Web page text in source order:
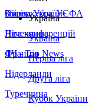
Збірна України
Італія
Німеччина
Франція
Нідерланди
Туреччина
Суперкубок УЄФА
Ліга конференцій
ЛЧ - Top News
Україна
Україна
Перша ліга
Друга ліга
Кубок України